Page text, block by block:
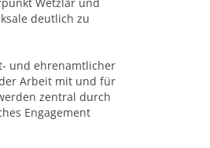
deutlich zu
und ehrenamtlicher
Arbeit mit und für
zentral durch
Engagement